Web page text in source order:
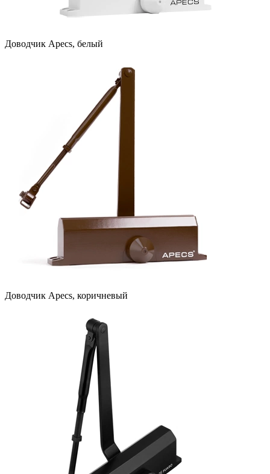
Доводчик Apecs, белый
Доводчик Apecs, коричневый